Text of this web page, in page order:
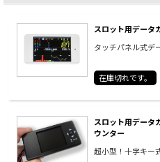
スロット用データ
タッチパネル式デ
在庫切れです。
スロット用データ
ウンター
超小型！十字キー